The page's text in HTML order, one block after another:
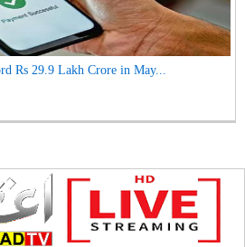
Rs 29.9 Lakh Crore in May...